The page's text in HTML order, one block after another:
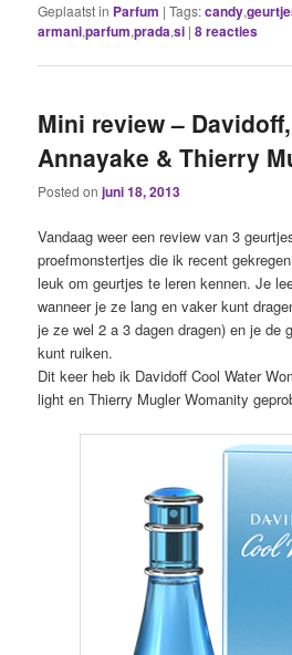
Geplaatst in Parfum |Tags:candy,
armani,parfum,prada,si |8reacties
Mini review – Davidoff,
Annayake & Thierry
Posted onjuni 18, 2013
Vandaag weer een review van 3
proefmonstertjes die ik recent
leuk om geurtjes te leren kennen. Je
wanneer je ze lang en vaker kunt
je ze wel 2 a 3 dagen dragen) en je de
kunt ruiken.
Dit keer heb ik Davidoff Cool Water
light en Thierry Mugler Womanity